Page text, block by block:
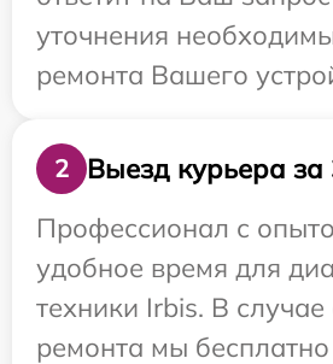
уточнения
ремонта Вашего
2
Выезд курьера за
Профессионал с
удобное время для
техники Irbis. В
ремонта мы